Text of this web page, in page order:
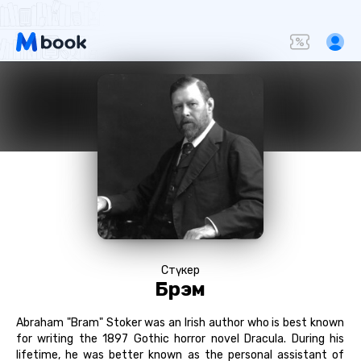
Стөүкер
Брэм
Abraham "Bram" Stoker was an Irish author who is best known
for writing the 1897 Gothic horror novel Dracula. During his
lifetime, he was better known as the personal assistant of